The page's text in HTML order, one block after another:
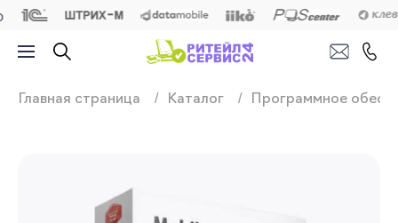
Продажа,
Главная страница Каталог Программное